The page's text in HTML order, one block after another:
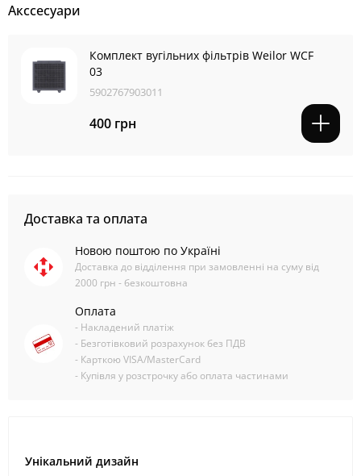
Акссесуари
Комплект вугільних фільтрів Weilor WCF
03
5902767903011
400 грн
Доставка та оплата
Новою поштою по Україні
Доставка до відділення при замовленні на суму від
2000 грн - безкоштовна
Оплата
- Накладений платіж
- Безготівковий розрахунок без ПДВ
- Карткою VISA/MasterCard
- Купівля у розстрочку або оплата частинами
Унікальний дизайн